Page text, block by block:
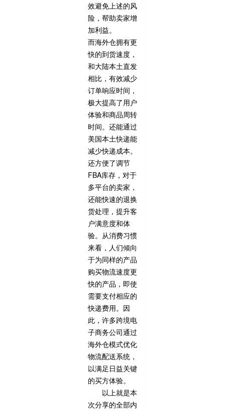
效避免上述的风
险，帮助卖家增
加利益。
而海外仓拥有更
快的到货速度，
和大陆本土直发
相比，有效减少
订单响应时间，
极大提高了用户
体验和商品周转
时间。还能通过
美国本土快递能
减少快递成本。
还方便了调节
FBA库存，对于
多平台的卖家，
还能快速的退换
货处理，提升客
户满意度和体
验。从消费习惯
来看，人们倾向
于为同样的产品
购买物流速度更
快的产品，即使
需要支付相应的
快递费用。因
此，许多跨境电
子商务公司通过
海外仓模式优化
物流配送系统，
以满足日益关键
的买方体验。
以上就是本
次分享的全部内